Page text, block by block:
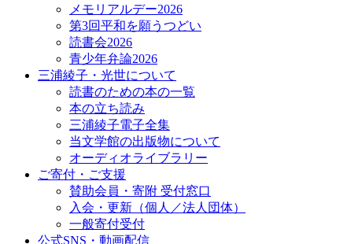
メモリアルデー2026
第3回平和を願うつどい
読書会2026
青少年弁論2026
三浦綾子・光世について
読書のための本の一覧
本の立ち読み
三浦綾子電子全集
当文学館の出版物について
オーディオライブラリー
ご寄付・ご支援
賛助会員・寄附 受付窓口
入会・更新（個人／法人団体）
一般寄付受付
公式SNS・動画配信